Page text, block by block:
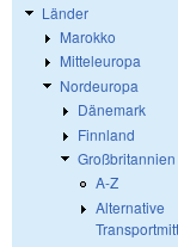
Länder
Marokko
Mitteleuropa
Nordeuropa
Dänemark
Finnland
Großbritannien
A-Z
Alternative